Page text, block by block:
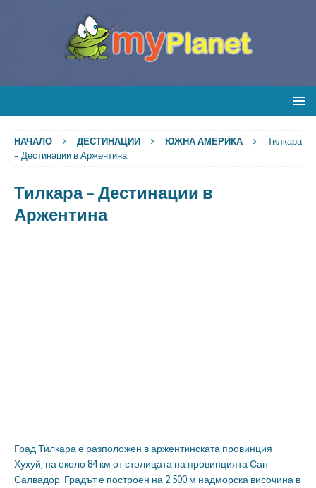
НАЧАЛО ДЕСТИНАЦИИ ЮЖНА АМЕРИКА
Тилкара
– Дестинации в Аржентина
Тилкара – Дестинации в
Аржентина
Град Тилкара е разположен в аржентинската провинция
Хухуй, на около 84 км от столицата на провинцията Сан
Салвадор. Градът е построен на 2 500 м надморска височина в